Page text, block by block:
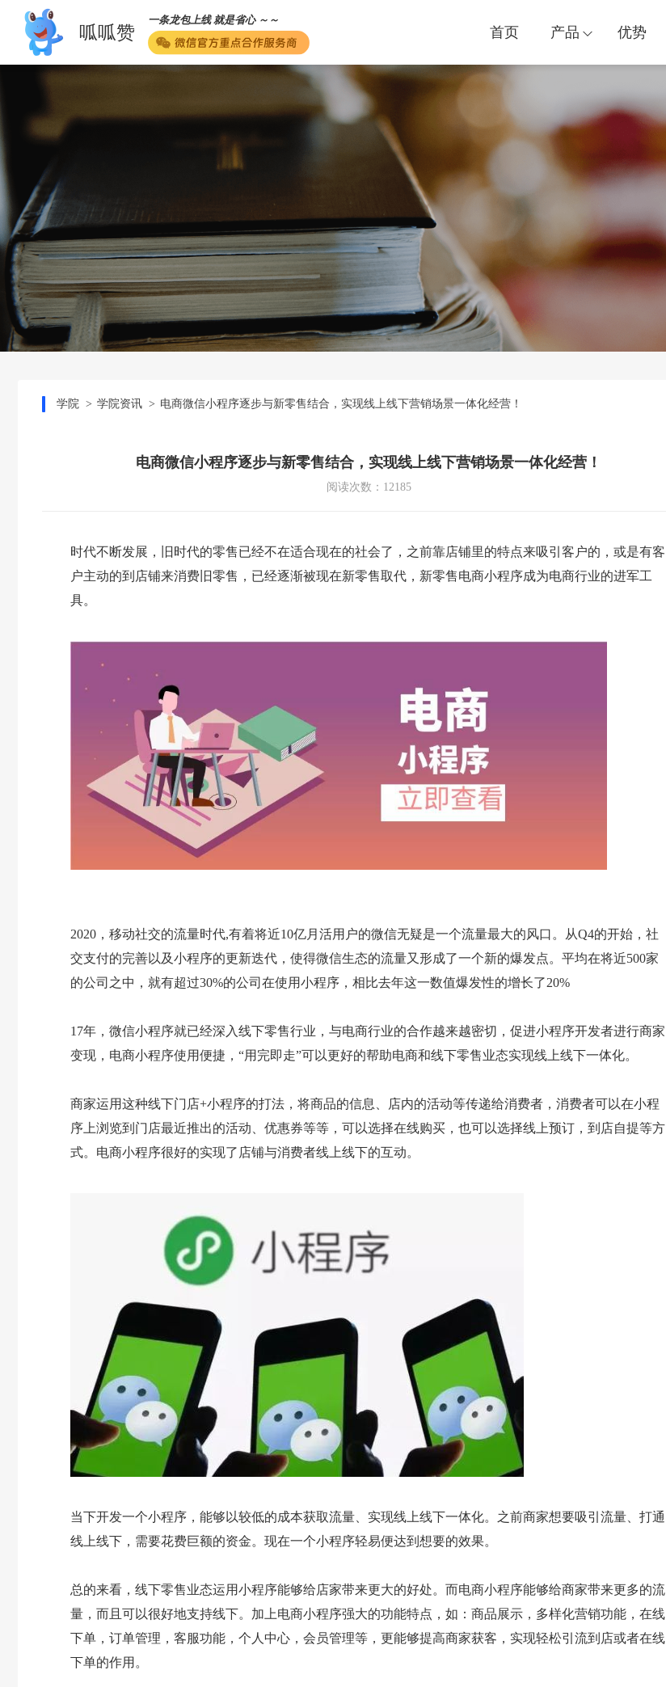
呱呱赞
一条龙包上线 就是省心 ～～
首页 产品 优势
学院 学院资讯 电商微信小程序逐步与新零售结合，实现线上线下营销场景一体化经营！
电商微信小程序逐步与新零售结合，实现线上线下营销场景一体化经营！
阅读次数：12185
时代不断发展，旧时代的零售已经不在适合现在的社会了，之前靠店铺里的特点来吸引客户的，或是有客
户主动的到店铺来消费旧零售，已经逐渐被现在新零售取代，新零售电商小程序成为电商行业的进军工
具。
2020，移动社交的流量时代,有着将近10亿月活用户的微信无疑是一个流量最大的风口。从Q4的开始，社
交支付的完善以及小程序的更新迭代，使得微信生态的流量又形成了一个新的爆发点。平均在将近500家
的公司之中，就有超过30%的公司在使用小程序，相比去年这一数值爆发性的增长了20%
17年，微信小程序就已经深入线下零售行业，与电商行业的合作越来越密切，促进小程序开发者进行商家
变现，电商小程序使用便捷，“用完即走”可以更好的帮助电商和线下零售业态实现线上线下一体化。
商家运用这种线下门店+小程序的打法，将商品的信息、店内的活动等传递给消费者，消费者可以在小程
序上浏览到门店最近推出的活动、优惠券等等，可以选择在线购买，也可以选择线上预订，到店自提等方
式。电商小程序很好的实现了店铺与消费者线上线下的互动。
当下开发一个小程序，能够以较低的成本获取流量、实现线上线下一体化。之前商家想要吸引流量、打通
线上线下，需要花费巨额的资金。现在一个小程序轻易便达到想要的效果。
总的来看，线下零售业态运用小程序能够给店家带来更大的好处。而电商小程序能够给商家带来更多的流
量，而且可以很好地支持线下。加上电商小程序强大的功能特点，如：商品展示，多样化营销功能，在线
下单，订单管理，客服功能，个人中心，会员管理等，更能够提高商家获客，实现轻松引流到店或者在线
下单的作用。